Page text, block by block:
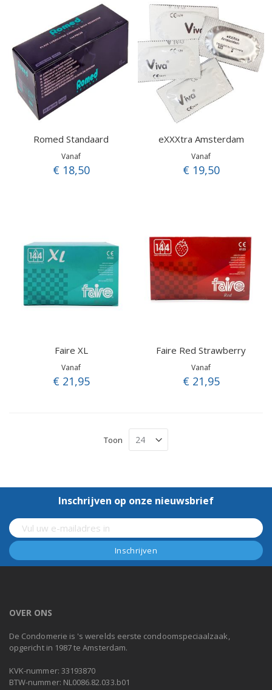
Romed Standaard
Vanaf
€ 18,50
eXXXtra Amsterdam
Vanaf
€ 19,50
Faire XL
Vanaf
€ 21,95
Faire Red Strawberry
Vanaf
€ 21,95
Toon
Inschrijven op onze nieuwsbrief
OVER ONS
De Condomerie is 's werelds eerste condoomspeciaalzaak,
opgericht in 1987 te Amsterdam.
KVK-nummer: 33193870
BTW-nummer: NL0086.82.033.b01